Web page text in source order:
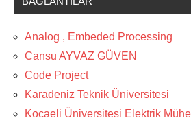
Analog , Embeded Processing
Cansu AYVAZ GÜVEN
Code Project
Karadeniz Teknik Üniversitesi
Kocaeli Üniversitesi Elektrik